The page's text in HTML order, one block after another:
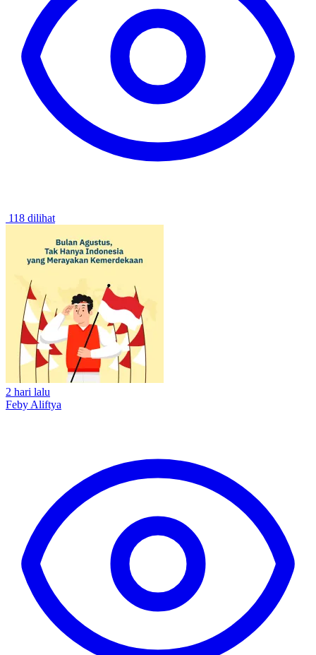
118 dilihat
2 hari lalu
Feby Aliftya